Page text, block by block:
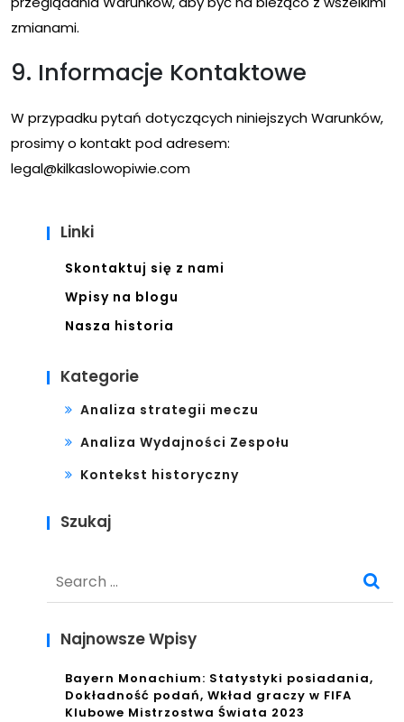
zmianami.
9. Informacje Kontaktowe
W przypadku pytań dotyczących niniejszych Warunków,
prosimy o kontakt pod adresem:
legal@kilkaslowopiwie.com
Linki
Skontaktuj się z nami
Wpisy na blogu
Nasza historia
Kategorie
Analiza strategii meczu
Analiza Wydajności Zespołu
Kontekst historyczny
Szukaj
for:
Najnowsze Wpisy
Bayern Monachium: Statystyki posiadania,
Dokładność podań, Wkład graczy w FIFA
Klubowe Mistrzostwa Świata 2023